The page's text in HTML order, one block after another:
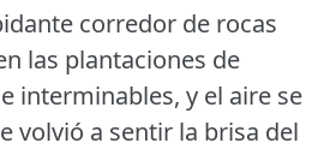
corredor de rocas
las plantaciones de
interminables, y el aire se
volvió a sentir la brisa del